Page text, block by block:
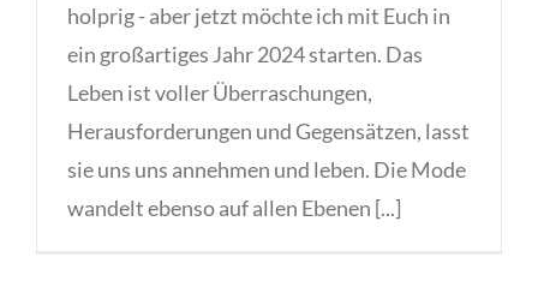
holprig - aber jetzt möchte ich mit Euch in
ein großartiges Jahr 2024 starten. Das
Leben ist voller Überraschungen,
Herausforderungen und Gegensätzen, lasst
sie uns uns annehmen und leben. Die Mode
wandelt ebenso auf allen Ebenen [...]